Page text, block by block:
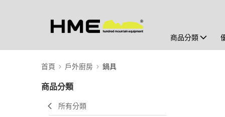
商品分類
首頁 戶外廚房 鍋具
商品分類
所有分類